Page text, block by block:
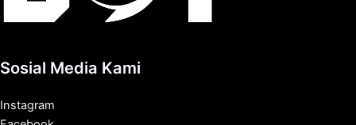
Sosial Media Kami
Instagram